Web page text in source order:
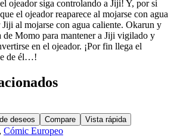
ojeador siga controlando a Jiji! Y, por si
el ojeador reaparece al mojarse con agua
al mojarse con agua caliente. Okarun y
de Momo para mantener a Jiji vigilado y
en el ojeador. ¡Por fin llega el
de él…!
deseos Compare Vista rápida
, Cómic Europeo